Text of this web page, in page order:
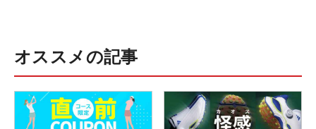
オススメの記事